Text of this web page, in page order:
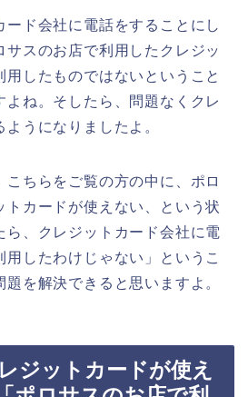
ード会社に電話をすることにし
サスのお店で利用したクレジッ
用したものではないということ
よね。そしたら、問題なくクレ
うになりましたよ。
こちらをご覧の方の中に、ポロ
トカードが使えない、という状
ら、クレジットカード会社に電
したわけじゃない」というこ
を解決できると思いますよ。
ジットカードが使え